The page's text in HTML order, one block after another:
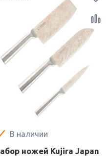
В наличии
ножей Kujira Japan